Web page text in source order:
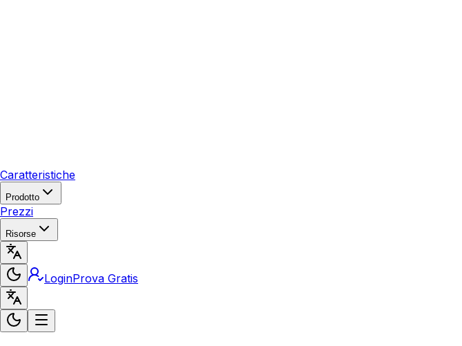
Caratteristiche
Prodotto
Prezzi
Risorse
LoginProva Gratis